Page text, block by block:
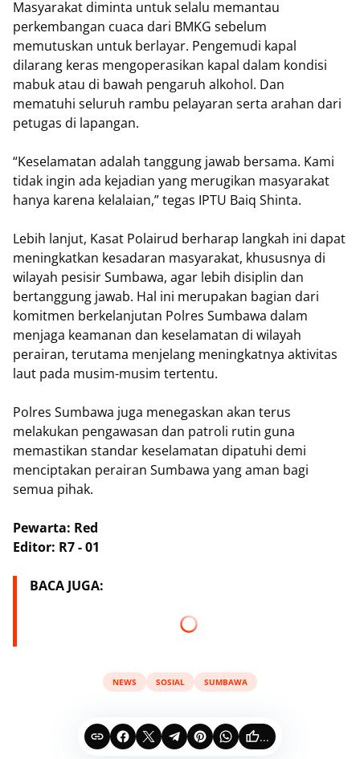
Masyarakat diminta untuk selalu memantau
perkembangan cuaca dari BMKG sebelum
memutuskan untuk berlayar. Pengemudi kapal
dilarang keras mengoperasikan kapal dalam kondisi
mabuk atau di bawah pengaruh alkohol. Dan
mematuhi seluruh rambu pelayaran serta arahan dari
petugas di lapangan.
“Keselamatan adalah tanggung jawab bersama. Kami
tidak ingin ada kejadian yang merugikan masyarakat
hanya karena kelalaian,” tegas IPTU Baiq Shinta.
Lebih lanjut, Kasat Polairud berharap langkah ini dapat
meningkatkan kesadaran masyarakat, khususnya di
wilayah pesisir Sumbawa, agar lebih disiplin dan
bertanggung jawab. Hal ini merupakan bagian dari
komitmen berkelanjutan Polres Sumbawa dalam
menjaga keamanan dan keselamatan di wilayah
perairan, terutama menjelang meningkatnya aktivitas
laut pada musim-musim tertentu.
Polres Sumbawa juga menegaskan akan terus
melakukan pengawasan dan patroli rutin guna
memastikan standar keselamatan dipatuhi demi
menciptakan perairan Sumbawa yang aman bagi
semua pihak.
Pewarta: Red
Editor: R7 - 01
BACA JUGA:
NEWS SOSIAL SUMBAWA
...